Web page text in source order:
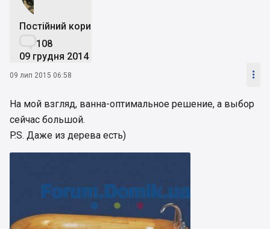
Постійний користувач
108
09 грудня 2014
09 лип 2015 06:58 
На мой взгляд, ванна-оптимальное решение, а выбор
сейчас большой.
P.S. Даже из дерева есть)